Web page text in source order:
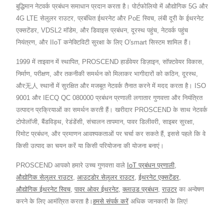
बुद्धिमान नेटवर्क प्रबंधन समाधान प्रदान करता है। पोर्टफोलियो में औद्योगिक 5G और
4G LTE सेलुलर राउटर, प्रबंधित ईथरनेट और PoE स्विच, लंबी दूरी के ईथरनेट
एक्सटेंडर, VDSL2 मॉडेम, और डिवाइस प्रबंधन, दूरस्थ पहुंच, नेटवर्क पहुंच
नियंत्रण, और IIoT कनेक्टिविटी सुरक्षा के लिए O'smart सिस्टम शामिल हैं।
1999 में ताइवान में स्थापित, PROSCEND हार्डवेयर डिज़ाइन, सॉफ़्टवेयर विकास,
निर्माण, परीक्षण, और तकनीकी समर्थन को मिलाकर भागीदारों को कठिन, दूरस्थ,
और无人 स्थानों में सुरक्षित और मजबूत नेटवर्क तैनात करने में मदद करता है। ISO
9001 और IECQ QC 080000 प्रबंधन प्रणाली लगातार गुणवत्ता और नियंत्रित
उत्पादन प्रक्रियाओं का समर्थन करती हैं। खरीदार PROSCEND के साथ नेटवर्क
टोपोलॉजी, बैंडविड्थ, रेडंडेंसी, संचालन तापमान, पावर डिलीवरी, साइबर सुरक्षा,
रिमोट प्रबंधन, और प्रमाणन आवश्यकताओं पर चर्चा कर सकते हैं, इससे पहले कि वे
किसी उत्पाद का चयन करें या किसी परियोजना की योजना बनाएं।
PROSCEND आपको हमारे उच्च गुणवत्ता वाले IoT प्रबंधन प्रणाली
औद्योगिक सेलुलर राउटर आउटडोर सेलुलर राउटर ईथरनेट एक्सटेंडर
औद्योगिक ईथरनेट स्विच, पावर ओवर ईथरनेट, क्लाउड प्रबंधन, राउटर का अन्वेषण
करने के लिए आमंत्रित करता है। हमसे संपर्क करें अधिक जानकारी के लिए!